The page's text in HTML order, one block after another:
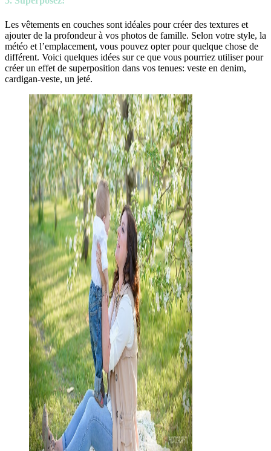
Les vêtements en couches sont idéales pour créer des textures et
ajouter de la profondeur à vos photos de famille. Selon votre style, la
météo et l’emplacement, vous pouvez opter pour quelque chose de
différent. Voici quelques idées sur ce que vous pourriez utiliser pour
créer un effet de superposition dans vos tenues: veste en denim,
cardigan-veste, un jeté.